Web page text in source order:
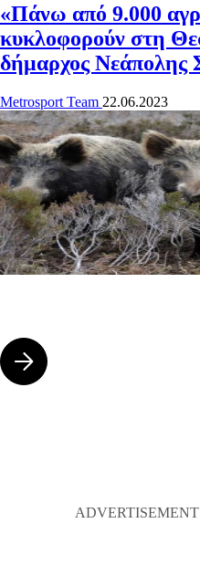
«Πάνω από 9.000
κυκλοφορούν στη
δήμαρχος Νεάπολης
Metrosport Team 22.06.2023